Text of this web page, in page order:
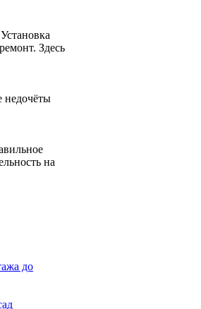
Здесь
недочёты
на
до